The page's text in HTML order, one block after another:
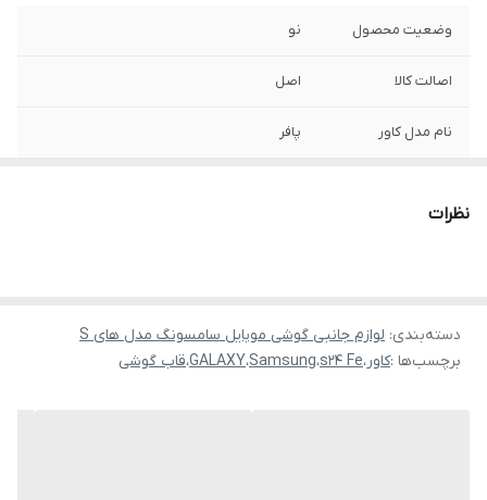
وضعیت محصول نو
اصالت کالا اصل
نام مدل کاور پافر
نظرات
دسته‌بندی: لوازم جانبی گوشی موبایل سامسونگ مدل های S
برچسب‌ها :کاور،s24 Fe،Samsung،GALAXY،قاب گوشی